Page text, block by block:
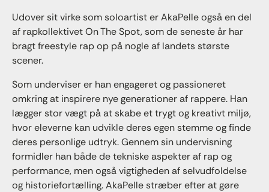
Udover sit virke som soloartist er AkaPelle også en del
af rapkollektivet On The Spot, som de seneste år har
bragt freestyle rap op på nogle af landets største
scener.
Som underviser er han engageret og passioneret
omkring at inspirere nye generationer af rappere. Han
lægger stor vægt på at skabe et trygt og kreativt miljø,
hvor eleverne kan udvikle deres egen stemme og finde
deres personlige udtryk. Gennem sin undervisning
formidler han både de tekniske aspekter af rap og
performance, men også vigtigheden af selvudfoldelse
og historiefortælling. AkaPelle stræber efter at gøre